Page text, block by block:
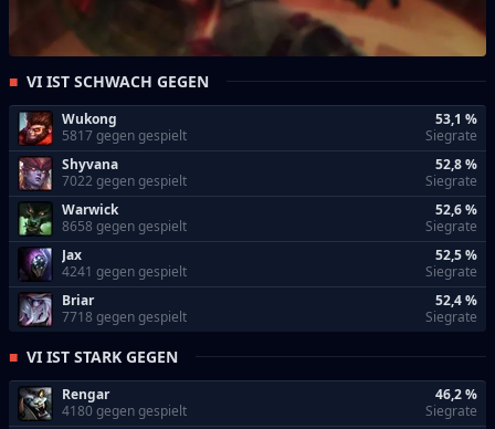
VI IST SCHWACH GEGEN
Wukong
5817 gegen gespielt
53,1 %
Siegrate
Shyvana
7022 gegen gespielt
52,8 %
Siegrate
Warwick
8658 gegen gespielt
52,6 %
Siegrate
Jax
4241 gegen gespielt
52,5 %
Siegrate
Briar
7718 gegen gespielt
52,4 %
Siegrate
VI IST STARK GEGEN
Rengar
4180 gegen gespielt
46,2 %
Siegrate